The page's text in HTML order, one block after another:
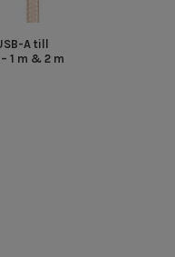
A till
1 m & 2 m